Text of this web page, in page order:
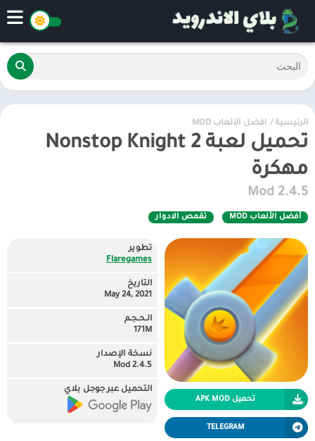
الرئيسية / أفضل الألعاب MOD
تحميل لعبة Nonstop Knight 2
مهكرة
2.4.5 Mod
أفضل الألعاب MOD تقمص الادوار
تحميل APK MOD
TELEGRAM
تطوير
Flaregames
التاريخ
May 24, 2021
الـحـجـم
171M
نسخة الإصدار
2.4.5 Mod
التحميل عبر جوجل بلاي